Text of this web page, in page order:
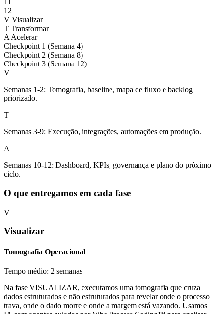
12
V Visualizar
T Transformar
A Acelerar
Checkpoint 1 (Semana 4)
Checkpoint 2 (Semana 8)
Checkpoint 3 (Semana 12)
V
Semanas 1-2: Tomografia, baseline, mapa de fluxo e backlog
priorizado.
T
Semanas 3-9: Execução, integrações, automações em produção.
A
Semanas 10-12: Dashboard, KPIs, governança e plano do próximo
ciclo.
O que entregamos em cada fase
V
Visualizar
Tomografia Operacional
Tempo médio: 2 semanas
Na fase VISUALIZAR, executamos uma tomografia que cruza
dados estruturados e não estruturados para revelar onde o processo
trava, onde o dado morre e onde a margem está vazando. Usamos